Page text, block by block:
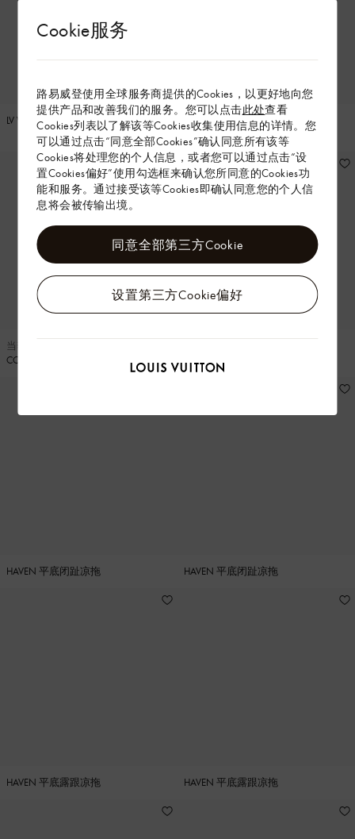
Cookie服务
路易威登使用全球服务商提供的Cookies，以更好地向您
提供产品和改善我们的服务。您可以点击此处查看
Cookies列表以了解该等Cookies收集使用信息的详情。您
可以通过点击“同意全部Cookies”确认同意所有该等
Cookies将处理您的个人信息，或者您可以通过点击“设
置Cookies偏好”使用勾选框来确认您所同意的Cookies功
能和服务。通过接受该等Cookies即确认同意您的个人信
息将会被传输出境。
设置第三方Cookie偏好
同意全部第三方Cookie
LV VIBE 舒适穆勒鞋
当季新款
COLORADO 闭趾凉拖
当季新款
COLORADO 闭趾凉拖
HAVEN 平底闭趾凉拖 HAVEN 平底闭趾凉拖
HAVEN 平底露跟凉拖 HAVEN 平底露跟凉拖